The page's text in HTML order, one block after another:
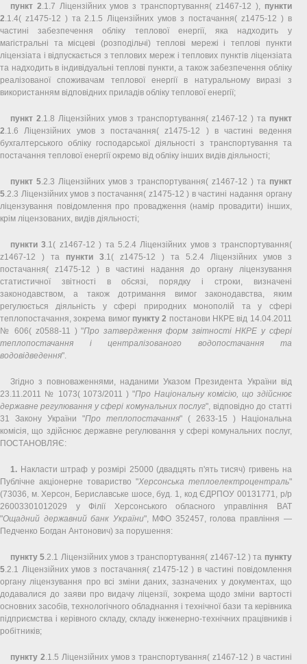
пункт 2.1.7 Ліцензійних умов з транспортування( z1467-12 ), пункти
2.1.4( z1475-12 ) та 2.1.5 Ліцензійних умов з постачання( z1475-12 ) в
частині забезпечення обліку теплової енергії, яка надходить у
магістральні та місцеві (розподільчі) теплові мережі і теплові пункти
ліцензіата і відпускається з теплових мереж і теплових пунктів ліцензіата
та надходить в індивідуальні теплові пункти, а також забезпечення обліку
реалізованої споживачам теплової енергії в натуральному виразі з
використанням відповідних приладів обліку теплової енергії;
пункт 2.1.8 Ліцензійних умов з транспортування( z1467-12 ) та пункт
2.1.6 Ліцензійних умов з постачання( z1475-12 ) в частині ведення
бухгалтерського обліку господарської діяльності з транспортування та
постачання теплової енергії окремо від обліку інших видів діяльності;
пункт 5.2.3 Ліцензійних умов з транспортування( z1467-12 ) та пункт
5.2.3 Ліцензійних умов з постачання( z1475-12 ) в частині надання органу
ліцензування повідомлення про провадження (намір провадити) інших,
крім ліцензованих, видів діяльності;
пункти 3.1( z1467-12 ) та 5.2.4 Ліцензійних умов з транспортування(
z1467-12 ) та пункти 3.1( z1475-12 ) та 5.2.4 Ліцензійних умов з
постачання( z1475-12 ) в частині надання до органу ліцензування
статистичної звітності в обсязі, порядку і строки, визначені
законодавством, а також дотримання вимог законодавства, яким
регулюється діяльність у сфері природних монополій та у сфері
теплопостачання, зокрема вимог пункту 2 постанови НКРЕ від 14.04.2011
№ 606( z0588-11 ) "Про затвердження форм звітності НКРЕ у сфері
теплопостачання і централізованого водопостачання та
водовідведення".
Згідно з повноваженнями, наданими Указом Президента України від
23.11.2011 № 1073( 1073/2011 ) "Про Національну комісію, що здійснює
державне регулювання у сфері комунальних послуг", відповідно до статті
31 Закону України "Про теплопостачання" ( 2633-15 ) Національна
комісія, що здійснює державне регулювання у сфері комунальних послуг,
ПОСТАНОВЛЯЄ:
1. Накласти штраф у розмірі 25000 (двадцять п'ять тисяч) гривень на
Публічне акціонерне товариство "Херсонська теплоелектроцентраль"
(73036, м. Херсон, Бериславське шосе, буд. 1, код ЄДРПОУ 00131771, р/р
26003301012029 у Філії Херсонського обласного управління ВАТ
"Ощадний державний банк України", МФО 352457, голова правління —
Педченко Богдан Антонович) за порушення:
пункту 5.2.1 Ліцензійних умов з транспортування( z1467-12 ) та пункту
5.2.1 Ліцензійних умов з постачання( z1475-12 ) в частині повідомлення
органу ліцензування про всі зміни даних, зазначених у документах, що
додавалися до заяви про видачу ліцензії, зокрема щодо зміни вартості
основних засобів, технологічного обладнання і технічної бази та керівника
підприємства і керівного складу, складу інженерно-технічних працівників і
робітників;
пункту 2.1.5 Ліцензійних умов з транспортування( z1467-12 ) в частині